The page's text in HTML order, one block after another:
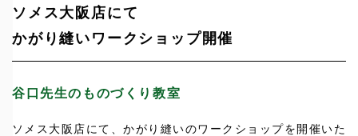
ソメス大阪店にて
かがり縫いワークショップ開催
谷口先生のものづくり教室
ソメス大阪店にて、かがり縫いのワークショップを開催いた